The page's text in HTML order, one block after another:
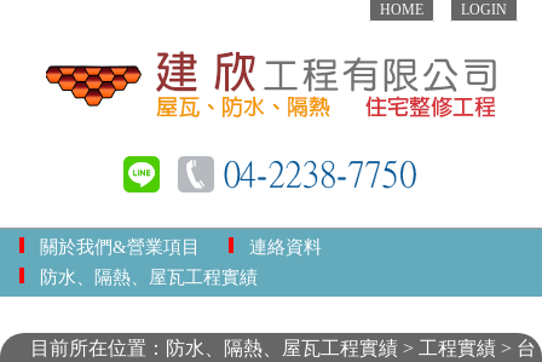
HOME LOGIN
關於我們&營業項目
連絡資料
防水、隔熱、屋瓦工程實績
目前所在位置：防水、隔熱、屋瓦工程實績 > 工程實績 > 台